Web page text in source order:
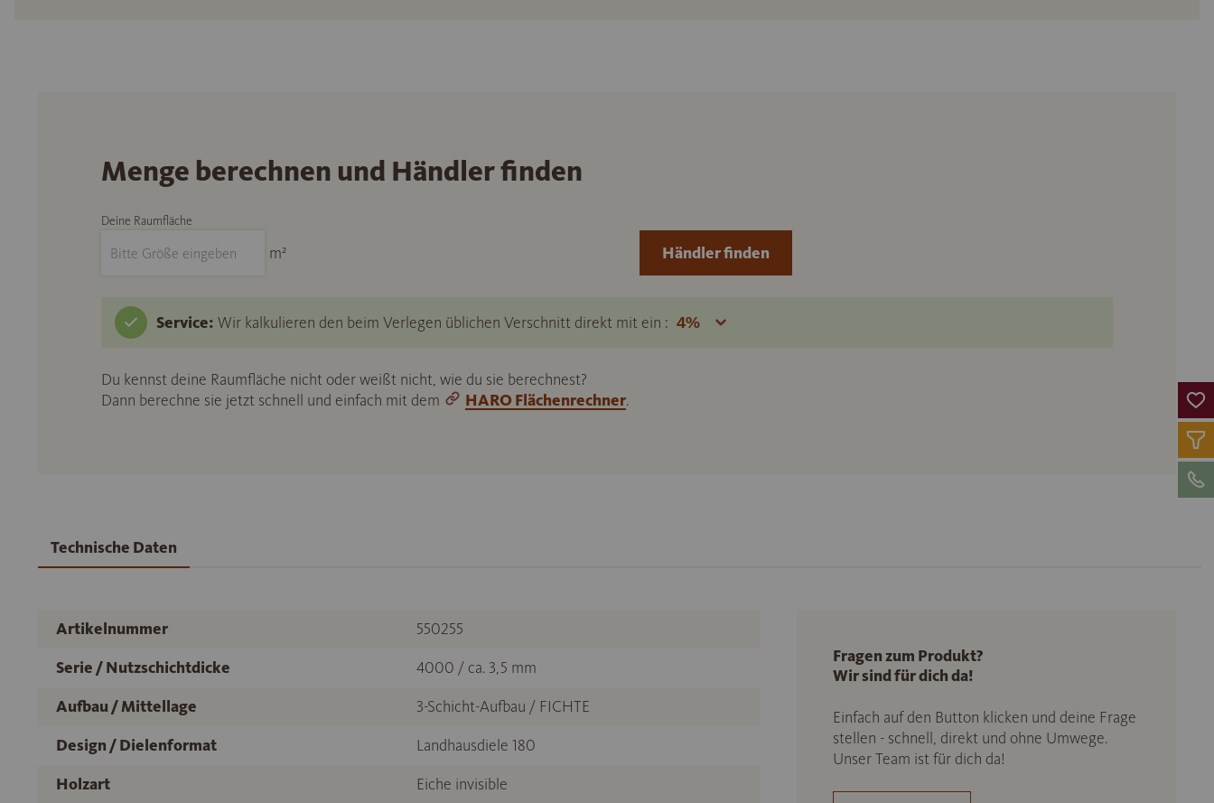
Menge berechnen und Händler finden
Deine Raumfläche
m²
Service: Wir kalkulieren den beim Verlegen üblichen Verschnitt direkt mit ein :
Du kennst deine Raumfläche nicht oder weißt nicht, wie du sie berechnest?
Dann berechne sie jetzt schnell und einfach mit dem
HARO Flächenrechner.
Händler finden
Technische Daten
Artikelnummer
550255
Serie / Nutzschichtdicke
4000 / ca. 3,5 mm
Aufbau / Mittellage
3-Schicht-Aufbau / FICHTE
Design / Dielenformat
Landhausdiele 180
Holzart
Eiche invisible
Fragen zum Produkt?
Wir sind für dich da!
Einfach auf den Button klicken und deine Frage
stellen - schnell, direkt und ohne Umwege.
Unser Team ist für dich da!